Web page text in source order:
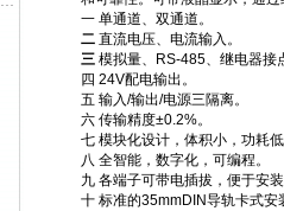
一 单通道、双通道。
二 直流电压、电流输入。
三 模拟量、RS-485、继电器接
四 24V配电输出。
五 输入/输出/电源三隔离。
六 传输精度±0.2%。
七 模块化设计，体积小，功耗
八 全智能，数字化，可编程。
九 各端子可带电插拔，便于安
十 标准的35mmDIN导轨卡式安